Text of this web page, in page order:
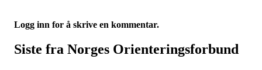
Logg inn for å skrive en kommentar.
Siste fra Norges Orienteringsforbund